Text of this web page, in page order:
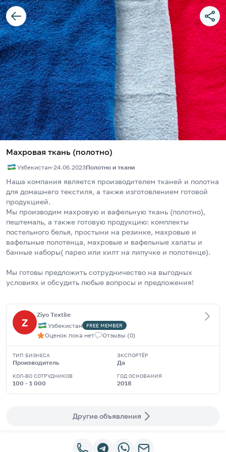
Махровая ткань (полотно)
Узбекистан·24.06.2023Полотно и ткани
Наша компания является производителем тканей и полотна
для домашнего текстиля, а также изготовлением готовой
продукцией.
Мы производим махровую и вафельную ткань (полотно),
пештемаль, а также готовую продукцию: комплекты
постельного белья, простыни на резинке, махровые и
вафельные полотенца, махровые и вафельные халаты и
банные наборы( парео или килт на липучке и полотенце).
Мы готовы предложить сотрудничество на выгодных
условиях и обсудить любые вопросы и предложения!
Z
Ziyo Textile
Узбекистан
FREE MEMBER
Оценок пока нет Отзывы (0)
ТИП БИЗНЕСА
Производитель
ЭКСПОРТЁР
Да
КОЛ-ВО СОТРУДНИКОВ
100 - 1 000
ГОД ОСНОВАНИЯ
2018
Другие объявления